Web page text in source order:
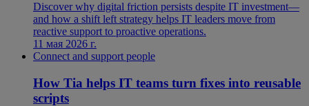
Discover why digital friction persists despite IT investment—
and how a shift left strategy helps IT leaders move from
reactive support to proactive operations.
11 мая 2026 г.
Connect and support people
How Tia helps IT teams turn fixes into reusable
scripts